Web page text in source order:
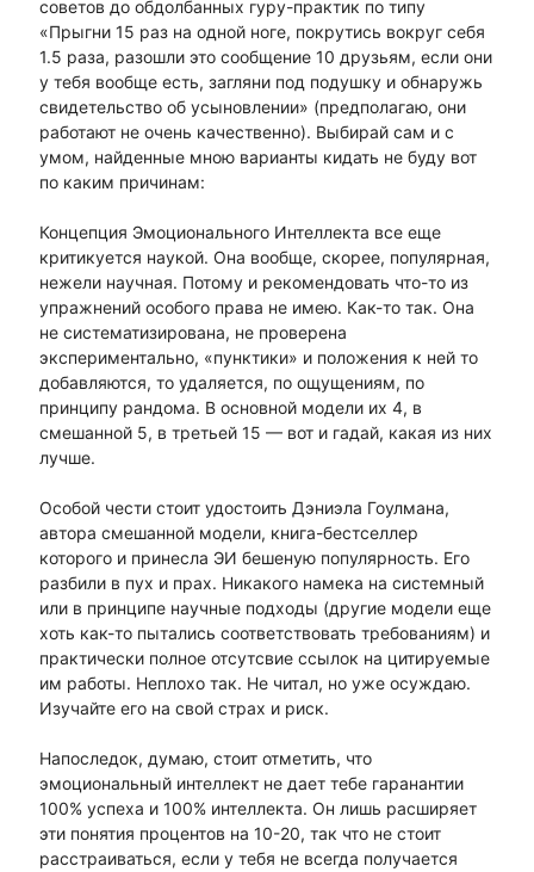
советов до обдолбанных гуру-практик по типу
«Прыгни 15 раз на одной ноге, покрутись вокруг себя
1.5 раза, разошли это сообщение 10 друзьям, если они
у тебя вообще есть, загляни под подушку и обнаружь
свидетельство об усыновлении» (предполагаю, они
работают не очень качественно). Выбирай сам и с
умом, найденные мною варианты кидать не буду вот
по каким причинам:
Концепция Эмоционального Интеллекта все еще
критикуется наукой. Она вообще, скорее, популярная,
нежели научная. Потому и рекомендовать что-то из
упражнений особого права не имею. Как-то так. Она
не систематизирована, не проверена
экспериментально, «пунктики» и положения к ней то
добавляются, то удаляется, по ощущениям, по
принципу рандома. В основной модели их 4, в
смешанной 5, в третьей 15 — вот и гадай, какая из них
лучше.
Особой чести стоит удостоить Дэниэла Гоулмана,
автора смешанной модели, книга-бестселлер
которого и принесла ЭИ бешеную популярность. Его
разбили в пух и прах. Никакого намека на системный
или в принципе научные подходы (другие модели еще
хоть как-то пытались соответствовать требованиям) и
практически полное отсутсвие ссылок на цитируемые
им работы. Неплохо так. Не читал, но уже осуждаю.
Изучайте его на свой страх и риск.
Напоследок, думаю, стоит отметить, что
эмоциональный интеллект не дает тебе гаранантии
100% успеха и 100% интеллекта. Он лишь расширяет
эти понятия процентов на 10-20, так что не стоит
расстраиваться, если у тебя не всегда получается